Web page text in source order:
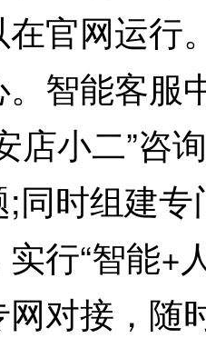
官网运行
智能客服
店小二”咨
同时组建
行“智能+
对接，随